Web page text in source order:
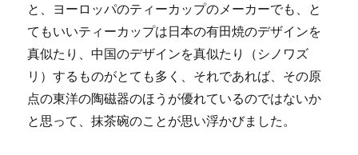
と、ヨーロッパのティーカップのメーカーでも、と
てもいいティーカップは日本の有田焼のデザインを
真似たり、中国のデザインを真似たり（シノワズ
リ）するものがとても多く、それであれば、その原
点の東洋の陶磁器のほうが優れているのではないか
と思って、抹茶碗のことが思い浮かびました。